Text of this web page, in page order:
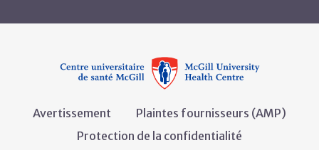
Avertissement
Plaintes fournisseurs (AMP)
Protection de la confidentialité